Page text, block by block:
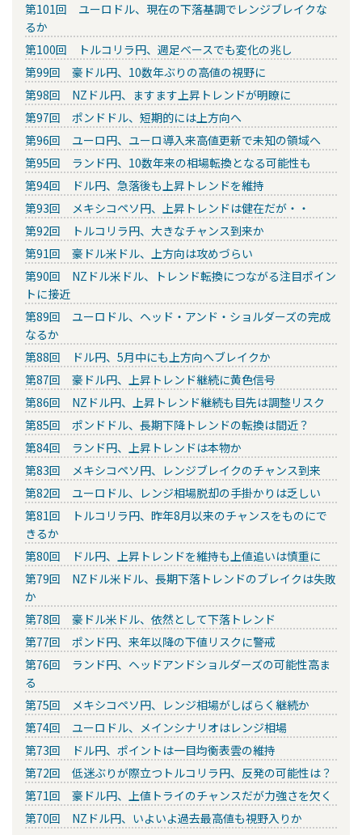
第101回 ユーロドル、現在の下落基調でレンジブレイクな
るか
第100回 トルコリラ円、週足ベースでも変化の兆し
第99回 豪ドル円、10数年ぶりの高値の視野に
第98回 NZドル円、ますます上昇トレンドが明瞭に
第97回 ポンドドル、短期的には上方向へ
第96回 ユーロ円、ユーロ導入来高値更新で未知の領域へ
第95回 ランド円、10数年来の相場転換となる可能性も
第94回 ドル円、急落後も上昇トレンドを維持
第93回 メキシコペソ円、上昇トレンドは健在だが・・
第92回 トルコリラ円、大きなチャンス到来か
第91回 豪ドル米ドル、上方向は攻めづらい
第90回 NZドル米ドル、トレンド転換につながる注目ポイン
トに接近
第89回 ユーロドル、ヘッド・アンド・ショルダーズの完成
なるか
第88回 ドル円、5月中にも上方向へブレイクか
第87回 豪ドル円、上昇トレンド継続に黄色信号
第86回 NZドル円、上昇トレンド継続も目先は調整リスク
第85回 ポンドドル、長期下降トレンドの転換は間近？
第84回 ランド円、上昇トレンドは本物か
第83回 メキシコペソ円、レンジブレイクのチャンス到来
第82回 ユーロドル、レンジ相場脱却の手掛かりは乏しい
第81回 トルコリラ円、昨年8月以来のチャンスをものにで
きるか
第80回 ドル円、上昇トレンドを維持も上値追いは慎重に
第79回 NZドル米ドル、長期下落トレンドのブレイクは失敗
か
第78回 豪ドル米ドル、依然として下落トレンド
第77回 ポンド円、来年以降の下値リスクに警戒
第76回 ランド円、ヘッドアンドショルダーズの可能性高ま
る
第75回 メキシコペソ円、レンジ相場がしばらく継続か
第74回 ユーロドル、メインシナリオはレンジ相場
第73回 ドル円、ポイントは一目均衡表雲の維持
第72回 低迷ぶりが際立つトルコリラ円、反発の可能性は？
第71回 豪ドル円、上値トライのチャンスだが力強さを欠く
第70回 NZドル円、いよいよ過去最高値も視野入りか